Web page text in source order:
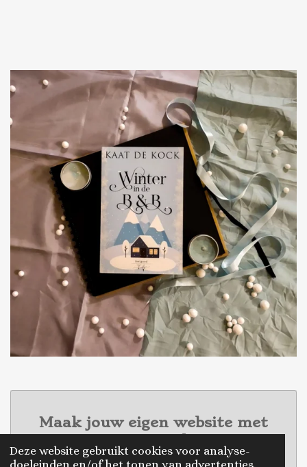
Deze website gebruikt cookies voor analyse-
doeleinden en/of het tonen van advertenties.
Maak jouw eigen website met
JouwWeb